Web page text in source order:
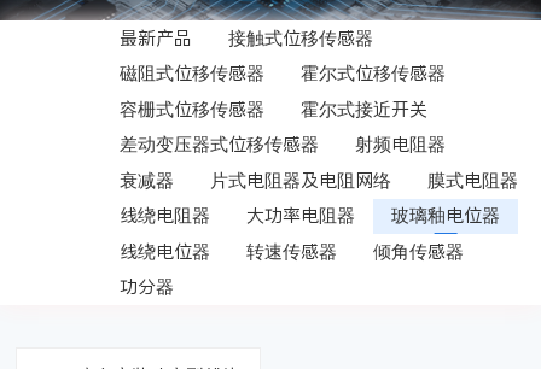
最新产品
接触式位移传感器
磁阻式位移传感器
霍尔式位移传感器
容栅式位移传感器
霍尔式接近开关
差动变压器式位移传感器
射频电阻器
衰减器
片式电阻器及电阻网络
膜式电阻器
线绕电阻器
大功率电阻器
玻璃釉电位器
线绕电位器
转速传感器
倾角传感器
功分器